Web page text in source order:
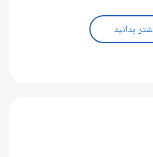
بدانید